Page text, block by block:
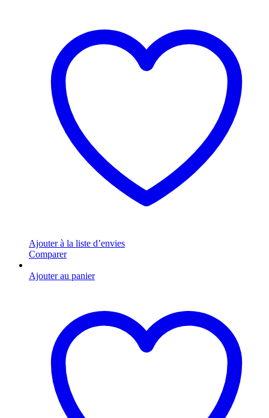
Ajouter à la liste d’envies
Comparer
Ajouter au panier